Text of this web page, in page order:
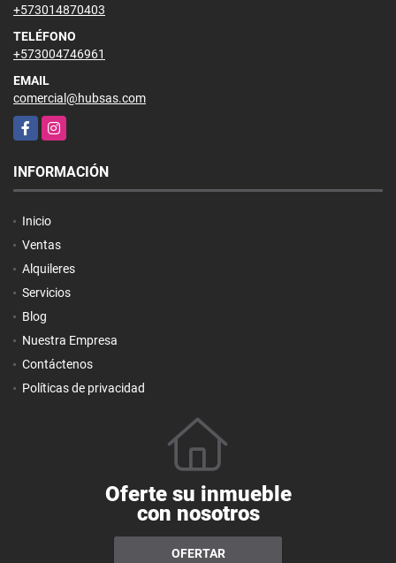
+573014870403
TELÉFONO
+573004746961
EMAIL
comercial@hubsas.com
FacebookInstagram
INFORMACIÓN
Inicio
Ventas
Alquileres
Servicios
Blog
Nuestra Empresa
Contáctenos
Políticas de privacidad
Oferte su inmueble
con nosotros
OFERTAR